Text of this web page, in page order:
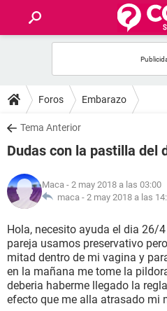
FOROS
SALUD
NUTRICIÓN
BIENESTAR
SEXUALIDAD
GLOSARIO
Foros Embarazo
Tema Anterior
Dudas con la pastilla del
Maca - 2 may 2018 a las 03:00
maca - 2 may 2018 a las
Hola, necesito ayuda el dia 26/
pareja usamos preservativo
mitad dentro de mi vagina y
en la mañana me tome la
deberia haberme llegado la
efecto que me alla atrasado mi